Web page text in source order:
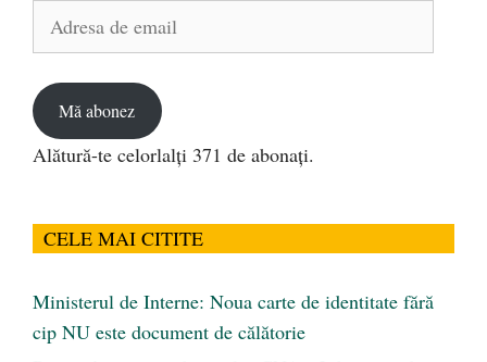
Adresa
Mă abonez
Alătură-te celorlalți 371 de abonați.
CELE MAI CITITE
Ministerul de Interne: Noua carte de identitate fără
cip NU este document de călătorie